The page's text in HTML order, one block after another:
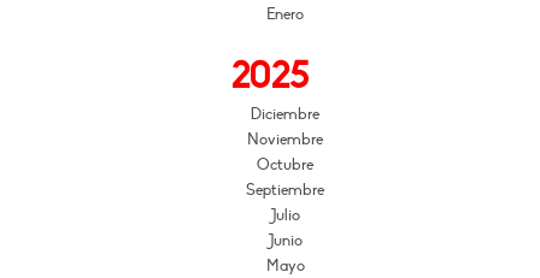
Enero
2025
Diciembre
Noviembre
Octubre
Septiembre
Julio
Junio
Mayo